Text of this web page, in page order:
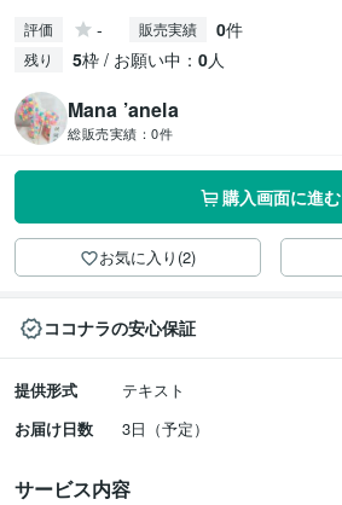
評価 - 販売実績 0件
残り 5枠 / お願い中： 0人
Mana ’anela
総販売実績： 0件
購入画面に進む
お気に入り(2)
ココナラの安心保証
提供形式
テキスト
お届け日数
3日（予定）
サービス内容